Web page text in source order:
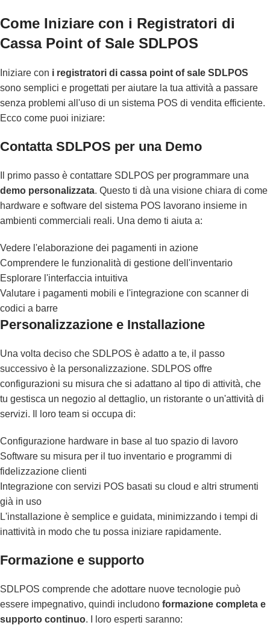
Come Iniziare con i Registratori di
Cassa Point of Sale SDLPOS
Iniziare con i registratori di cassa point of sale SDLPOS
sono semplici e progettati per aiutare la tua attività a passare
senza problemi all'uso di un sistema POS di vendita efficiente.
Ecco come puoi iniziare:
Contatta SDLPOS per una Demo
Il primo passo è contattare SDLPOS per programmare una
demo personalizzata. Questo ti dà una visione chiara di come
hardware e software del sistema POS lavorano insieme in
ambienti commerciali reali. Una demo ti aiuta a:
Vedere l'elaborazione dei pagamenti in azione
Comprendere le funzionalità di gestione dell'inventario
Esplorare l'interfaccia intuitiva
Valutare i pagamenti mobili e l'integrazione con scanner di
codici a barre
Personalizzazione e Installazione
Una volta deciso che SDLPOS è adatto a te, il passo
successivo è la personalizzazione. SDLPOS offre
configurazioni su misura che si adattano al tipo di attività, che
tu gestisca un negozio al dettaglio, un ristorante o un'attività di
servizi. Il loro team si occupa di:
Configurazione hardware in base al tuo spazio di lavoro
Software su misura per il tuo inventario e programmi di
fidelizzazione clienti
Integrazione con servizi POS basati su cloud e altri strumenti
già in uso
L'installazione è semplice e guidata, minimizzando i tempi di
inattività in modo che tu possa iniziare rapidamente.
Formazione e supporto
SDLPOS comprende che adottare nuove tecnologie può
essere impegnativo, quindi includono formazione completa e
supporto continuo. I loro esperti saranno: